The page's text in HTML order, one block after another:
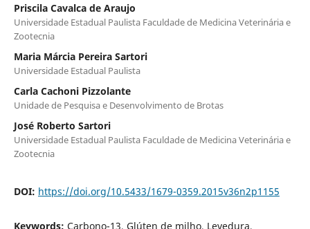
Priscila Cavalca de Araujo
Universidade Estadual Paulista Faculdade de Medicina Veterinária e
Zootecnia
Maria Márcia Pereira Sartori
Universidade Estadual Paulista
Carla Cachoni Pizzolante
Unidade de Pesquisa e Desenvolvimento de Brotas
José Roberto Sartori
Universidade Estadual Paulista Faculdade de Medicina Veterinária e
Zootecnia
DOI: https://doi.org/10.5433/1679-0359.2015v36n2p1155
Keywords: Carbono-13, Glúten de milho, Levedura,